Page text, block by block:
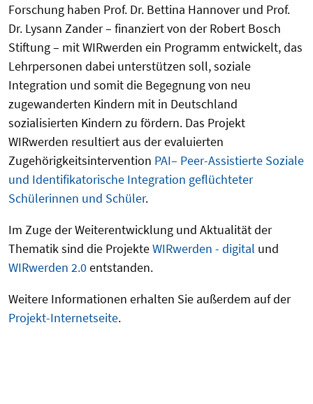
Forschung haben Prof. Dr. Bettina Hannover und Prof.
Dr. Lysann Zander – finanziert von der Robert Bosch
Stiftung – mit WIRwerden ein Programm entwickelt, das
Lehrpersonen dabei unterstützen soll, soziale
Integration und somit die Begegnung von neu
zugewanderten Kindern mit in Deutschland
sozialisierten Kindern zu fördern. Das Projekt
WIRwerden resultiert aus der evaluierten
Zugehörigkeitsintervention PAI– Peer-Assistierte Soziale
und Identifikatorische Integration geflüchteter
Schülerinnen und Schüler.
Im Zuge der Weiterentwicklung und Aktualität der
Thematik sind die ProjekteWIRwerden - digital und
WIRwerden 2.0entstanden.
Weitere Informationen erhalten Sie außerdem auf der
Projekt-Internetseite.